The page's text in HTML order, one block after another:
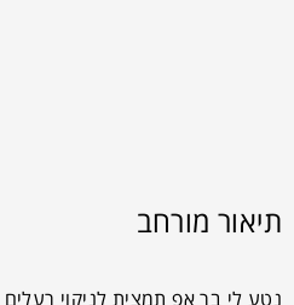
תיאור מורחב
נטע לי בר אפ תמצית לניקוי רעלים 50 מל